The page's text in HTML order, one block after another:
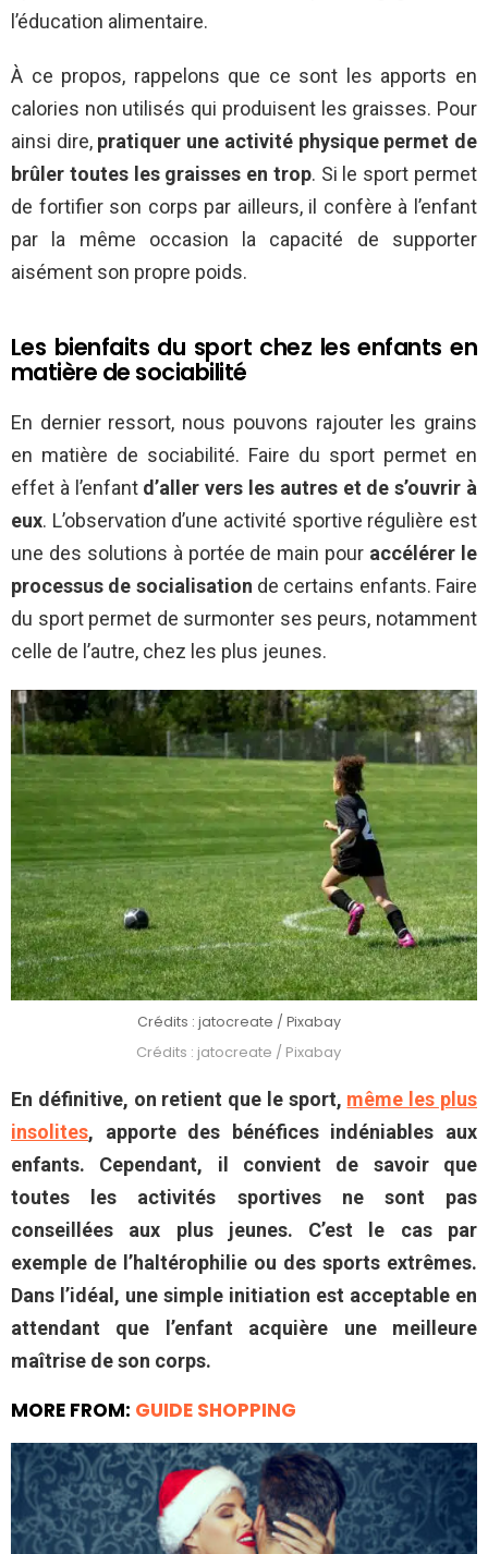
l’éducation alimentaire.
À ce propos, rappelons que ce sont les apports en
calories non utilisés qui produisent les graisses. Pour
ainsi dire, pratiquer une activité physique permet de
brûler toutes les graisses en trop. Si le sport permet
de fortifier son corps par ailleurs, il confère à l’enfant
par la même occasion la capacité de supporter
aisément son propre poids.
Les bienfaits du sport chez les enfants en
matière de sociabilité
En dernier ressort, nous pouvons rajouter les grains
en matière de sociabilité. Faire du sport permet en
effet à l’enfant d’aller vers les autres et de s’ouvrir à
eux. L’observation d’une activité sportive régulière est
une des solutions à portée de main pour accélérer le
processus de socialisation de certains enfants. Faire
du sport permet de surmonter ses peurs, notamment
celle de l’autre, chez les plus jeunes.
Crédits : jatocreate / Pixabay
Crédits : jatocreate / Pixabay
En définitive, on retient que le sport, même les plus
insolites, apporte des bénéfices indéniables aux
enfants. Cependant, il convient de savoir que
toutes les activités sportives ne sont pas
conseillées aux plus jeunes. C’est le cas par
exemple de l’haltérophilie ou des sports extrêmes.
Dans l’idéal, une simple initiation est acceptable en
attendant que l’enfant acquière une meilleure
maîtrise de son corps.
MORE FROM: GUIDE SHOPPING